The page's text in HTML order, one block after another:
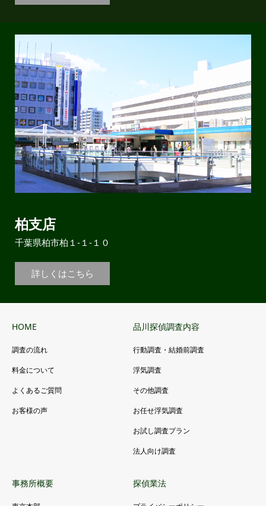
柏支店
千葉県柏市柏１-１-１０
詳しくはこちら
HOME
調査の流れ
料金について
よくあるご質問
お客様の声
品川探偵調査内容
行動調査・結婚前調査
浮気調査
その他調査
お任せ浮気調査
お試し調査プラン
法人向け調査
事務所概要 探偵業法